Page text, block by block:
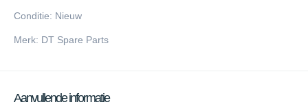
Conditie: Nieuw
Merk: DT Spare Parts
Aanvullende informatie